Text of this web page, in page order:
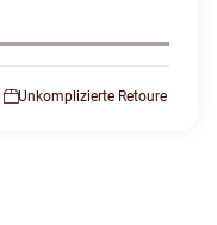
Unkomplizierte Retoure